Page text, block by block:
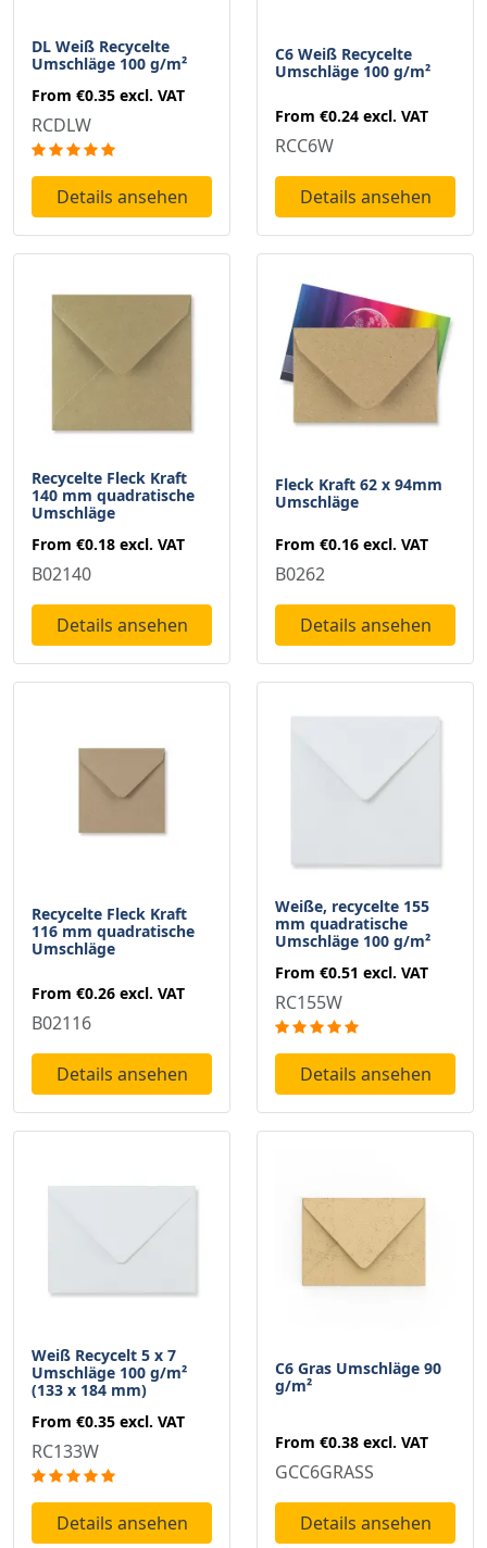
DL Weiß Recycelte
Umschläge 100 g/m²
From €0.35 excl. VAT
RCDLW
Details ansehen
C6 Weiß Recycelte
Umschläge 100 g/m²
From €0.24 excl. VAT
RCC6W
Details ansehen
Recycelte Fleck Kraft
140 mm quadratische
Umschläge
From €0.18 excl. VAT
B02140
Details ansehen
Fleck Kraft 62 x 94mm
Umschläge
From €0.16 excl. VAT
B0262
Details ansehen
Recycelte Fleck Kraft
116 mm quadratische
Umschläge
From €0.26 excl. VAT
B02116
Details ansehen
Weiße, recycelte 155
mm quadratische
Umschläge 100 g/m²
From €0.51 excl. VAT
RC155W
Details ansehen
Weiß Recycelt 5 x 7
Umschläge 100 g/m²
(133 x 184 mm)
From €0.35 excl. VAT
RC133W
Details ansehen
C6 Gras Umschläge 90
g/m²
From €0.38 excl. VAT
GCC6GRASS
Details ansehen